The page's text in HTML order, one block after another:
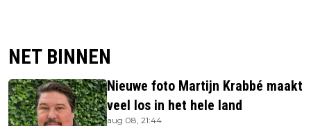
NET BINNEN
Nieuwe foto Martijn Krabbé maakt
veel los in het hele land
aug 08, 21:44